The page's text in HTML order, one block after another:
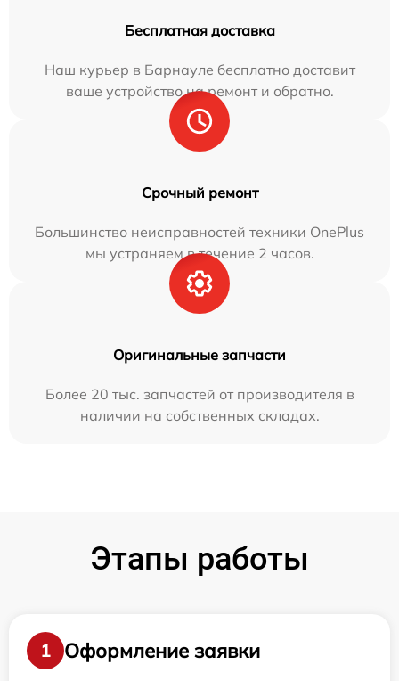
Бесплатная доставка
Наш курьер в Барнауле бесплатно доставит
ваше устройство на ремонт и обратно.
Срочный ремонт
Большинство неисправностей техники OnePlus
мы устраняем в течение 2 часов.
Оригинальные запчасти
Более 20 тыс. запчастей от производителя в
наличии на собственных складах.
Этапы работы
1
Оформление заявки